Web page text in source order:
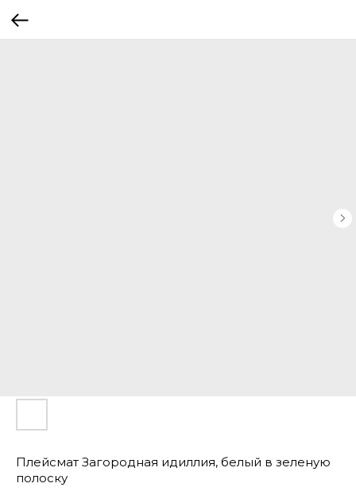
Плейсмат Загородная идиллия, белый в зеленую
полоску